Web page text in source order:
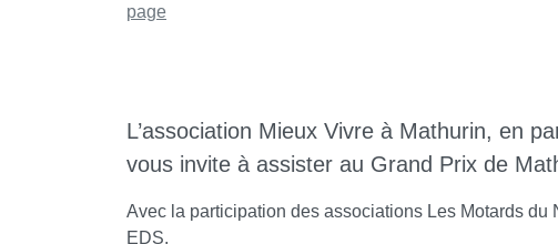
page
L’association Mieux Vivre à Mathurin, en
vous invite à assister au Grand Prix de
Avec la participation des associations Les Motards
EDS.